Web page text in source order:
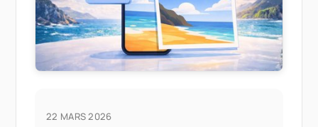
22 MARS 2026